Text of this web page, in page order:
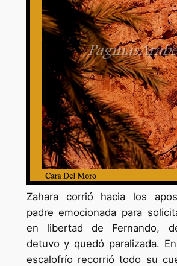
Zahara corrió hacia los
padre emocionada para
en libertad de Fernando,
detuvo y quedó paralizada.
escalofrío recorrió todo su